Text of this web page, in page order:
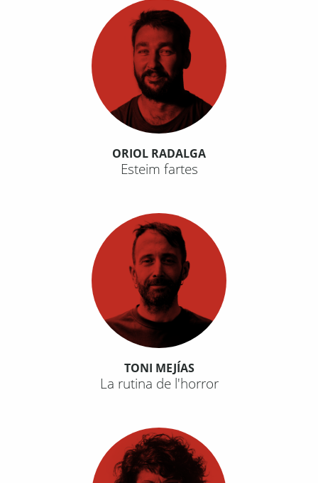
ORIOL RADALGA
Esteim fartes
TONI MEJÍAS
La rutina de l'horror